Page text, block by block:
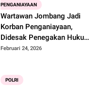
PENGANIAYAAN
Wartawan Jombang Jadi
Korban Penganiayaan,
Didesak Penegakan Hukum
Tegas
Februari 24, 2026
POLRI